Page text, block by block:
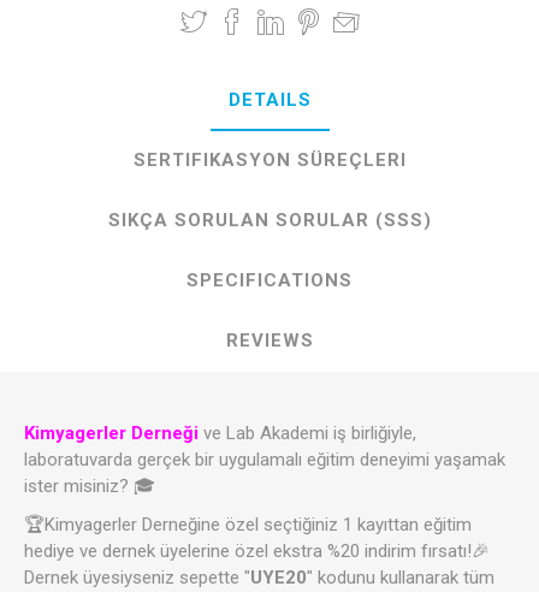
DETAILS
SERTIFIKASYON SÜREÇLERI
SIKÇA SORULAN SORULAR (SSS)
SPECIFICATIONS
REVIEWS
Kimyagerler Derneği ve Lab Akademi iş birliğiyle,
laboratuvarda gerçek bir uygulamalı eğitim deneyimi yaşamak
ister misiniz? 🎓
🏆Kimyagerler Derneğine özel seçtiğiniz 1 kayıttan eğitim
hediye ve dernek üyelerine özel ekstra %20 indirim fırsatı!🎉
Dernek üyesiyseniz sepette "UYE20" kodunu kullanarak tüm